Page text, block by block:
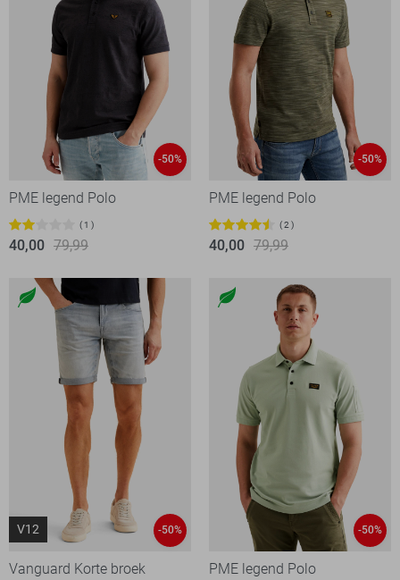
-50%
PME legend Polo
1
40,00 79,99
-50%
PME legend Polo
2
40,00 79,99
V12 -50%
Vanguard Korte broek
-50%
PME legend Polo